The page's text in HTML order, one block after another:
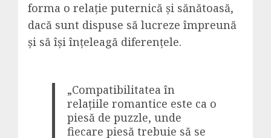
forma o relație puternică și sănătoasă,
dacă sunt dispuse să lucreze împreună
și să își înțeleagă diferențele.
„Compatibilitatea în
relațiile romantice este ca o
piesă de puzzle, unde
fiecare piesă trebuie să se